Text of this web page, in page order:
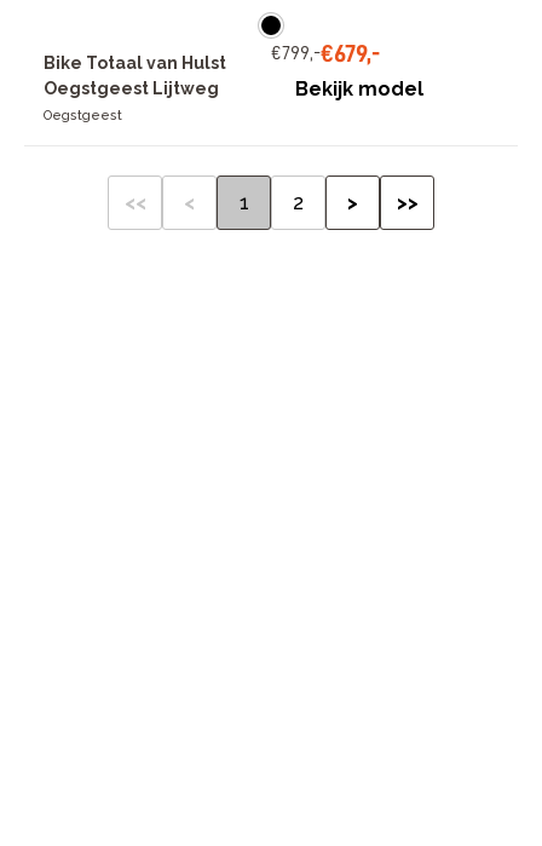
Bike Totaal van Hulst
Oegstgeest Lijtweg
Oegstgeest
€799,-€679,-
Bekijk model
<< < 1 2 > >>